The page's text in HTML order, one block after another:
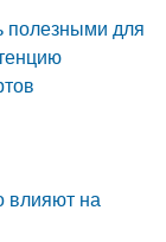
полезными для
влияют на